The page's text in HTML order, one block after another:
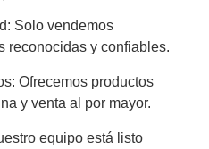
Solo vendemos
reconocidas y confiables.
Ofrecemos productos
y venta al por mayor.
equipo está listo